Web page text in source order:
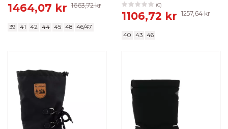
1464,07 kr 1663,72 kr
39 41 42 44 45 48 46/47
(0)
1106,72 kr 1257,64 kr
40 43 46